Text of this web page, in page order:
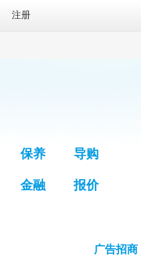
注册
保养 导购
金融 报价
广告招商